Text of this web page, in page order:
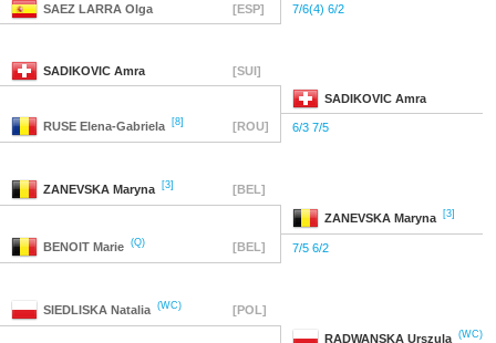
SAEZ LARRA Olga [ESP] 7/6(4) 6/2
SADIKOVIC Amra [SUI]
SADIKOVIC Amra
RUSE Elena-Gabriela [8] [ROU] 6/3 7/5
ZANEVSKA Maryna [3] [BEL]
ZANEVSKA Maryna [3]
BENOIT Marie (Q) [BEL] 7/5 6/2
SIEDLISKA Natalia (WC) [POL]
RADWANSKA Urszula (WC)